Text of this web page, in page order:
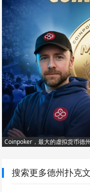
Coinpoker，最大的虚拟货币德
搜索更多德州扑克